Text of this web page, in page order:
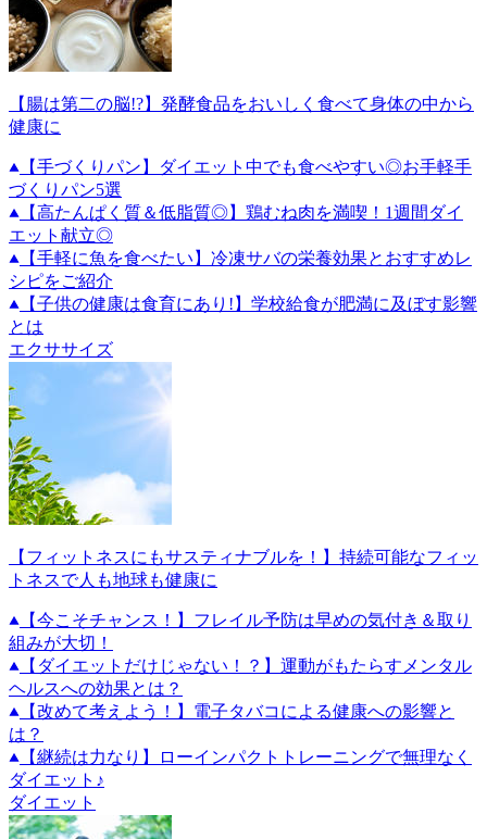
【腸は第二の脳!?】発酵食品をおいしく食べて身体の中から
健康に
【手づくりパン】ダイエット中でも食べやすい◎お手軽手
づくりパン5選
【高たんぱく質＆低脂質◎】鶏むね肉を満喫！1週間ダイ
エット献立◎
【手軽に魚を食べたい】冷凍サバの栄養効果とおすすめレ
シピをご紹介
【子供の健康は食育にあり!】学校給食が肥満に及ぼす影響
とは
エクササイズ
【フィットネスにもサスティナブルを！】持続可能なフィッ
トネスで人も地球も健康に
【今こそチャンス！】フレイル予防は早めの気付き＆取り
組みが大切！
【ダイエットだけじゃない！？】運動がもたらすメンタル
ヘルスへの効果とは？
【改めて考えよう！】電子タバコによる健康への影響と
は？
【継続は力なり】ローインパクトトレーニングで無理なく
ダイエット♪
ダイエット